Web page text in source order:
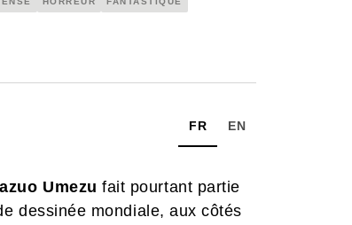
FR EN
Umezufait pourtant partie
dessinée mondiale, aux côtés